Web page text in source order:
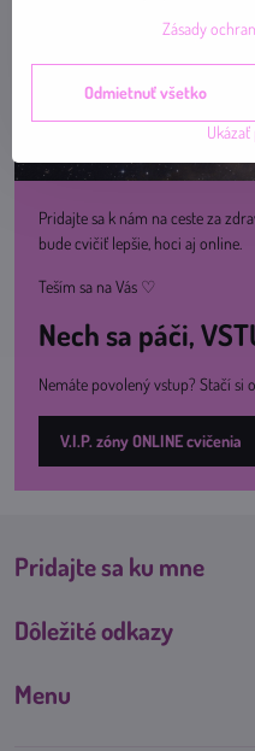
Pridajte sa k nám na ceste za
bude cvičiť lepšie, hoci aj online.
Teším sa na Vás ♡
Nech sa páči,
Nemáte povolený vstup? Stačí si
V.I.P. zóny ONLINE cvičenia
Pridajte sa ku mne
Dôležité odkazy
Menu
Zásady
Odmietnuť všetko